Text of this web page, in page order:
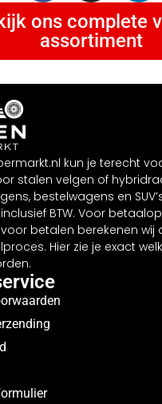
ons complete
assortiment
kun je terecht
stalen velgen of
bestelwagens en
BTW. Voor
betalen berekenen wij
Hier zie je exact